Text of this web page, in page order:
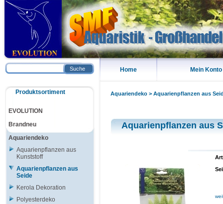
Home Mein Konto
Aquariendeko > Aquarienpflanzen aus
Aquarienpflanzen aus
Suche
Produktsortiment
EVOLUTION
Brandneu
Aquariendeko
Aquarienpflanzen aus
Kunststoff
Aquarienpflanzen aus
Seide
Kerola Dekoration
Polyesterdeko